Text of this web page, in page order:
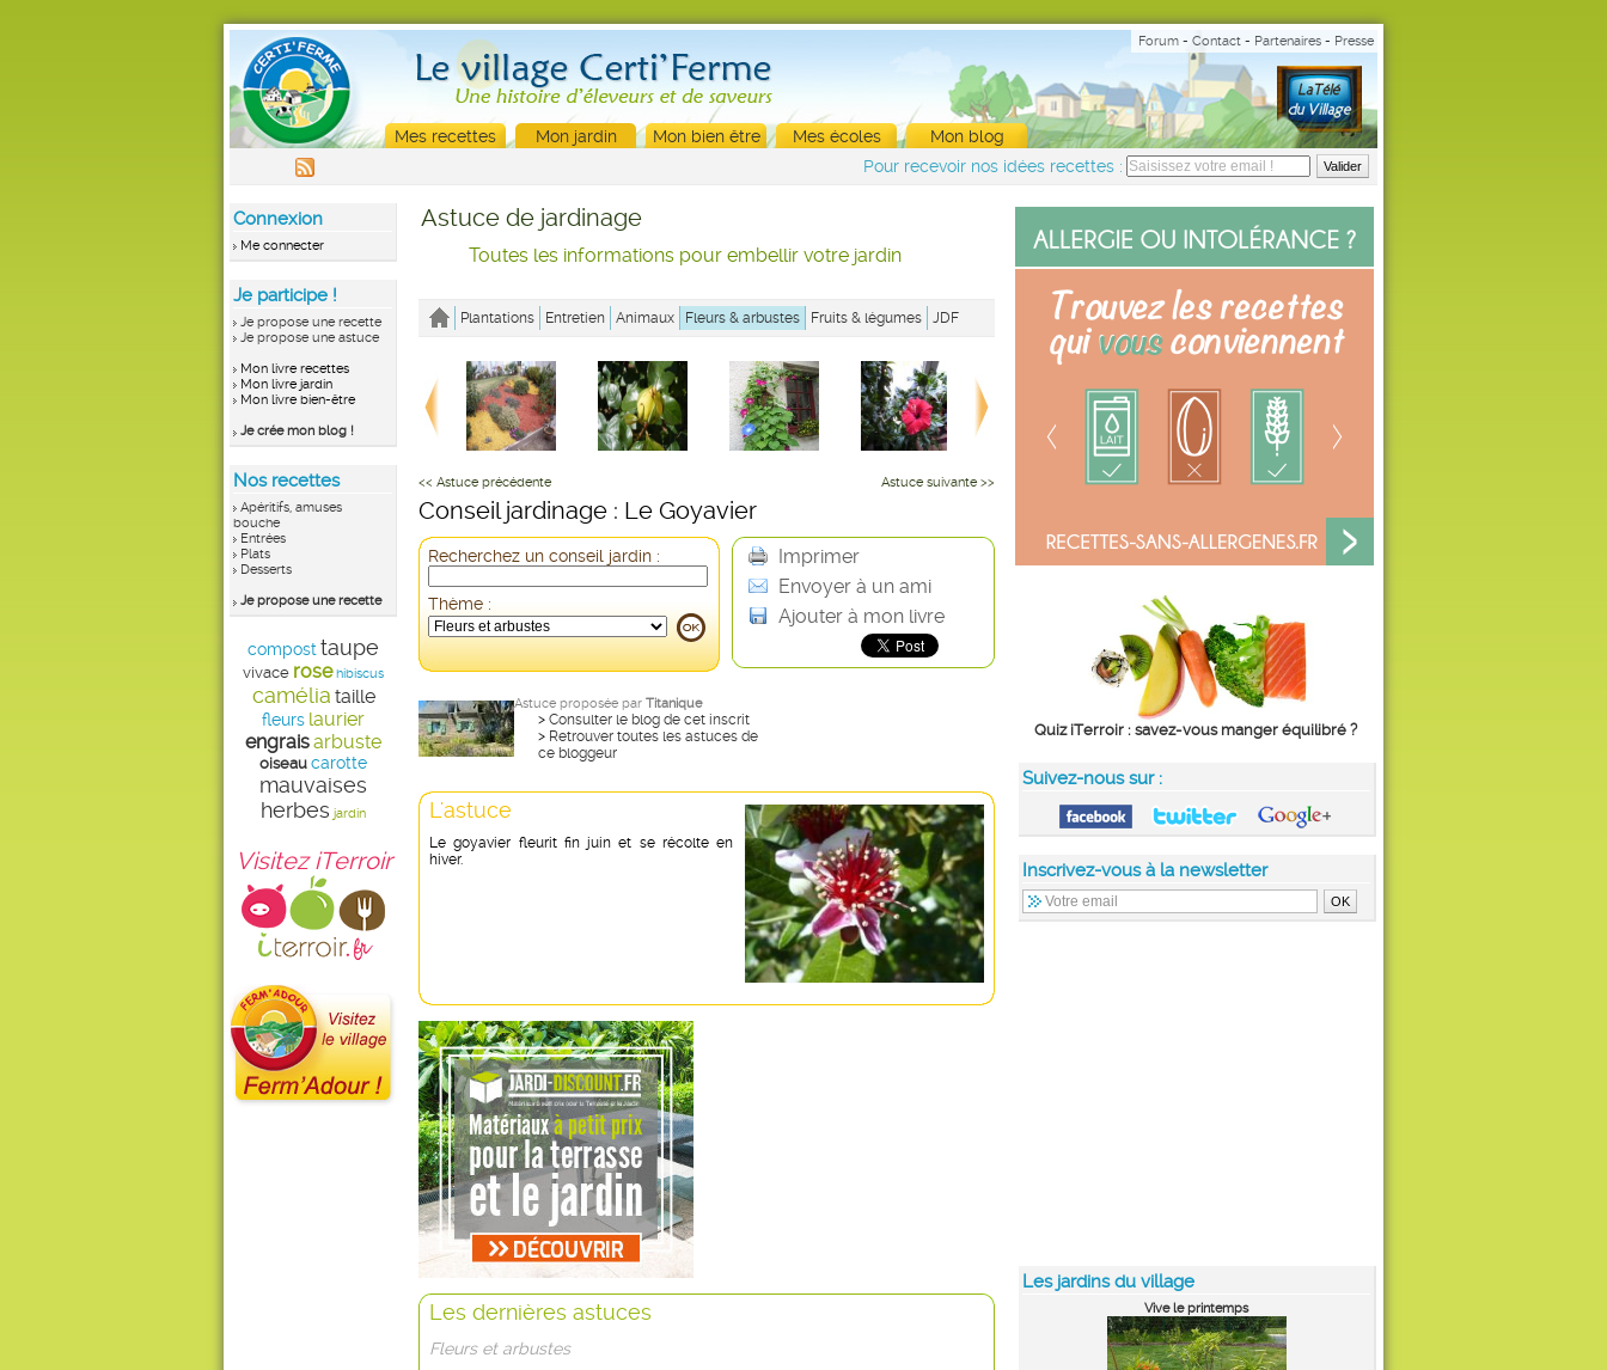
Forum - Contact - Partenaires - Presse
Mes recettes Mon jardin Mon bien être Mes écoles
Mon blog
Pour recevoir nos idées recettes :
Connexion
Me connecter
Je participe !
Je propose une recette
Je propose une astuce
Mon livre recettes
Mon livre jardin
Mon livre bien-être
Je crée mon blog !
Nos recettes
Apéritifs, amuses
bouche
Entrées
Plats
Desserts
Je propose une recette
compost taupe
vivace rose hibiscus
camélia taille
fleurs laurier
engraisarbuste
oiseau carotte
mauvaises
herbes jardin
Visitez iTerroir
Quiz iTerroir : savez-vous manger équilibré ?
Suivez-nous sur :
Inscrivez-vous à la newsletter
Les jardins du village
Vive le printemps
Astuce de jardinage
Toutes les informations pour embellir votre jardin
Plantations Entretien Animaux Fleurs & arbustes Fruits & légumes JDF
Astuce suivante >>
<< Astuce précédente
Conseil jardinage : Le Goyavier
Recherchez un conseil jardin :
Thème :
Imprimer
Envoyer à un ami
Ajouter à mon livre
Astuce proposée par Titanique
> Consulter le blog de cet inscrit
> Retrouver toutes les astuces de
ce bloggeur
L'astuce
Le goyavier fleurit fin juin et se récolte en
hiver.
Les dernières astuces
Fleurs et arbustes